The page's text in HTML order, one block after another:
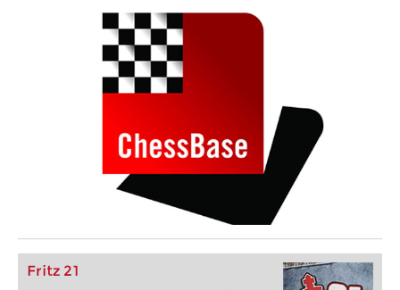
Fritz 21